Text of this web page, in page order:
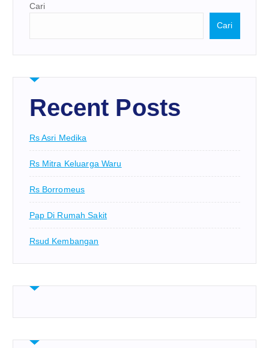
Cari
Cari
Recent Posts
Rs Asri Medika
Rs Mitra Keluarga Waru
Rs Borromeus
Pap Di Rumah Sakit
Rsud Kembangan